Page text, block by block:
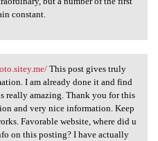
constant.
This post gives truly
I am already done it and find
really amazing. Thank you for this
and very nice information. Keep
Favorable website, where did u
on this posting? I have actually